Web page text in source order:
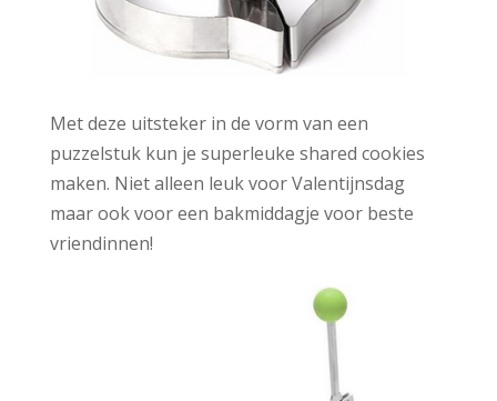
Met deze uitsteker in de vorm van een
puzzelstuk kun je superleuke shared cookies
maken. Niet alleen leuk voor Valentijnsdag
maar ook voor een bakmiddagje voor beste
vriendinnen!